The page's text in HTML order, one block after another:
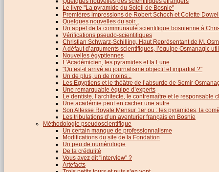
Le livre "La pyramide du Soleil de Bosnie"
Premières impressions de Robert Schoch et Colette
Quelques nouvelles du soir...
Un appel de la communauté scientifique bosnienne à
Vérifications pseudo-scientifiques
Christian Schwarz-Schilling, Haut Représentant de M.
A défaut d’arguments scientifiques, l’équipe Osmanagic
Nouvelles égyptiennes
L’Académicien, les pyramides et la Lune
"Qu’est-il arrivé au journalisme objectif et impartial ?"
Un de plus, un de moins...
Les Egyptiens et le théâtre de l’absurde de Semir
Une remarquable équipe d’experts
Le dentiste, l’architecte, le contremaître et le responsable
Une académie peut en cacher une autre
Son Altesse Royale Mensur 1er ou : les pyramides, la
Les tribulations d’un aventurier français en Bosnie
Méthodologie pseudoscientifique
Un certain manque de professionnalisme
Modifications du site de la Fondation
Un peu de numérologie
De la crédulité
Vous avez dit "interview" ?
Artefacts